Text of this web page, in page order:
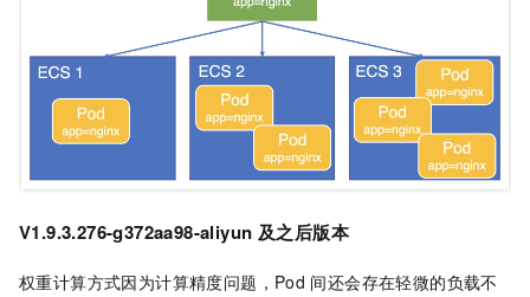
V1.9.3.276-g372aa98-aliyun 及之后版本
权重计算方式因为计算精度问题，Pod 间还会存在轻微的负载不